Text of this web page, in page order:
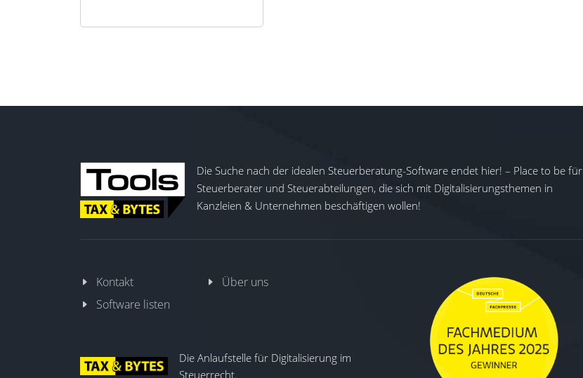
Die Suche nach der idealen Steuerberatung-Software endet hier! – Place to be für
Steuerberater und Steuerabteilungen, die sich mit Digitalisierungsthemen in
Kanzleien & Unternehmen beschäftigen wollen!
Kontakt
Über uns
Software listen
Die Anlaufstelle für Digitalisierung im
Steuerrecht.